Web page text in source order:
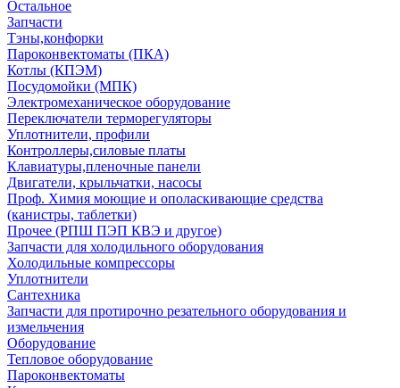
Остальное
Запчасти
Тэны,конфорки
Пароконвектоматы (ПКА)
Котлы (КПЭМ)
Посудомойки (МПК)
Электромеханическое оборудование
Переключатели терморегуляторы
Уплотнители, профили
Контроллеры,силовые платы
Клавиатуры,пленочные панели
Двигатели, крыльчатки, насосы
Проф. Химия моющие и ополаскивающие средства
(канистры, таблетки)
Прочее (РПШ ПЭП КВЭ и другое)
Запчасти для холодильного оборудования
Холодильные компрессоры
Уплотнители
Сантехника
Запчасти для протирочно резательного оборудования и
измельчения
Оборудование
Тепловое оборудование
Пароконвектоматы